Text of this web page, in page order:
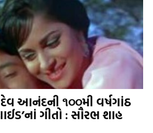
આનંદની ૧૦૦મી વર્ષગાંઠ
ગીતો : સૌરભ શાહ